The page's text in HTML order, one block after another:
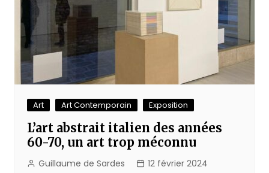
Art Art Contemporain Exposition
L’art abstrait italien des années
60-70, un art trop méconnu
Guillaume de Sardes 12 février 2024